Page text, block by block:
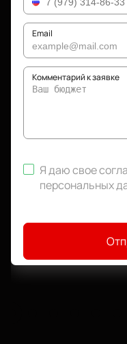
Email
Комментарий к заявке
Я даю свое
персональных